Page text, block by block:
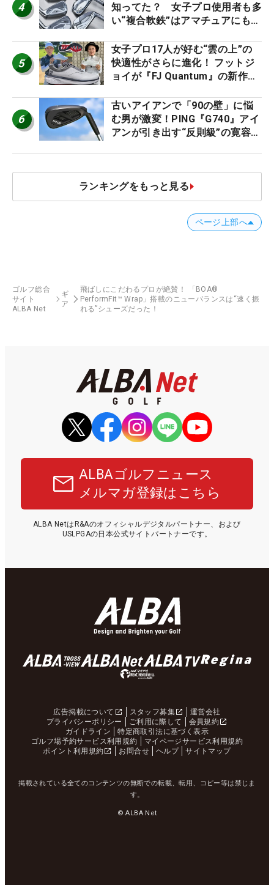
4
知ってた？ 女子プロ使用者も多
い“複合軟鉄”はアマチュアにもオ
5
女子プロ17人が好む“雲の上”の
快適性がさらに進化！ フットジ
ョイが『FJ Quantum』の新作を
6
古いアイアンで「90の壁」に悩
む男が激変！PING『G740』アイ
アンが引き出す“反則級”の寛容性
ランキングをもっと見る
ページ上部へ
ゴルフ総合
サイト
ALBA Net
ギ
ア
飛ばしにこだわるプロが絶賛！ 「BOA®
PerformFit™ Wrap」搭載のニューバランスは“速く振
れる”シューズだった！
ALBAゴルフニュース
メルマガ登録はこちら
ALBA NetはR&Aのオフィシャルデジタルパートナー、および
USLPGAの日本公式サイトパートナーです。
広告掲載について スタッフ募集
運営会社
プライバシーポリシー
ご利用に際して
会員規約
ガイドライン
特定商取引法に基づく表示
ゴルフ場予約サービス利用規約
マイページサービス利用規約
ポイント利用規約
お問合せ ヘルプ サイトマップ
掲載されている全てのコンテンツの無断での転載、転用、コピー等は禁じま
す。
© ALBA Net